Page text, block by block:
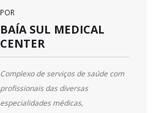
POR
BAÍA SUL MEDICAL
CENTER
Complexo de serviços de saúde com
profissionais das diversas
especialidades médicas,